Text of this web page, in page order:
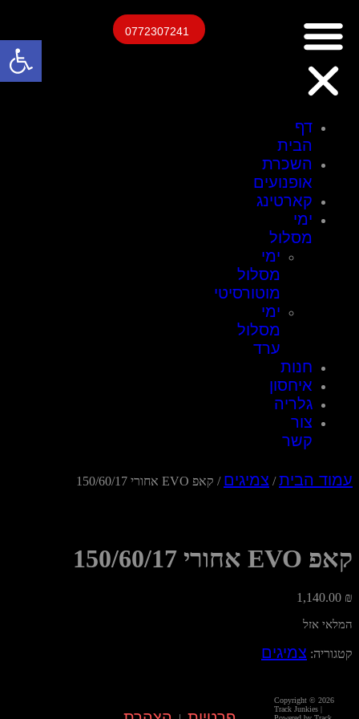
דף
הבית
השכרת
אופנועים
קארטינג
ימי
מסלול
ימי
מסלול
מוטורסיטי
ימי
מסלול
ערד
חנות
איחסון
גלריה
צור
קשר
0772307241
עמוד הבית/ צמיגים / קאפ EVO אחורי 150/60/17
קאפ EVO אחורי 150/60/17
1,140.00 ₪
המלאי אזל
קטגוריה: צמיגים
Copyright © 2026
Track Junkies |